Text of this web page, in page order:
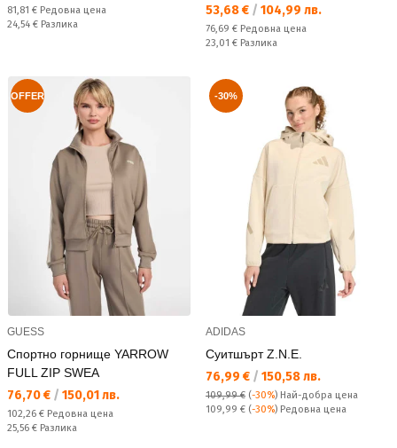
Редовна цена:
81,81 € Редовна цена
Спестявате:
24,54 € Разлика
Текуща цена:
53,68 € / 104,99 лв.
Редовна цена:
76,69 € Редовна цена
Спестявате:
23,01 € Разлика
OFFER
GUESS
Спортно горнище YARROW
FULL ZIP SWEA
Текуща цена:
76,70 € / 150,01 лв.
Редовна цена:
102,26 € Редовна цена
Спестявате:
25,56 € Разлика
-30%
ADIDAS
Суитшърт Z.N.E.
Текуща цена:
76,99 € / 150,58 лв.
109,99 € (-30%) Най-добра цена
Редовна цена:
109,99 € (-30%) Редовна цена